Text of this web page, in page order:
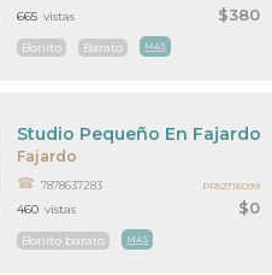
$380
Bonito Barato MAS
665 vistas
Fajardo
$0
Studio Pequeño En Fajardo
7878637283
Bonito barato MAS
460 vistas
PR52716099